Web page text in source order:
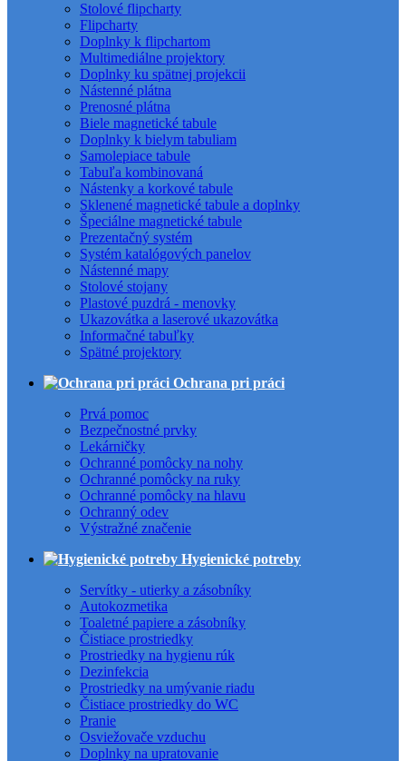
Stolové flipcharty
Flipcharty
Doplnky k flipchartom
Multimediálne projektory
Doplnky ku spätnej projekcii
Nástenné plátna
Prenosné plátna
Biele magnetické tabule
Doplnky k bielym tabuliam
Samolepiace tabule
Tabuľa kombinovaná
Nástenky a korkové tabule
Sklenené magnetické tabule a doplnky
Špeciálne magnetické tabule
Prezentačný systém
Systém katalógových panelov
Nástenné mapy
Stolové stojany
Plastové puzdrá - menovky
Ukazovátka a laserové ukazovátka
Informačné tabuľky
Spätné projektory
Ochrana pri práci
Prvá pomoc
Bezpečnostné prvky
Lekárničky
Ochranné pomôcky na nohy
Ochranné pomôcky na ruky
Ochranné pomôcky na hlavu
Ochranný odev
Výstražné značenie
Hygienické potreby
Servítky - utierky a zásobníky
Autokozmetika
Toaletné papiere a zásobníky
Čistiace prostriedky
Prostriedky na hygienu rúk
Dezinfekcia
Prostriedky na umývanie riadu
Čistiace prostriedky do WC
Pranie
Osviežovače vzduchu
Doplnky na upratovanie